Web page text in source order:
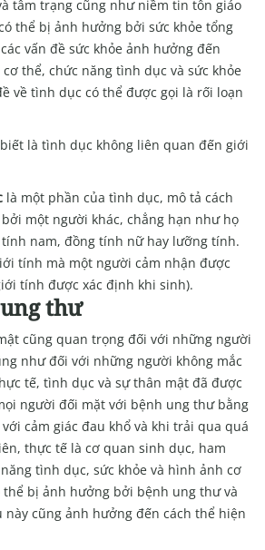
tâm trạng cũng như niềm tin tôn giáo
thể bị ảnh hưởng bởi sức khỏe tổng
vấn đề sức khỏe ảnh hưởng đến
thể, chức năng tình dục và sức khỏe
về tình dục có thể được gọi là rối loạn
là tình dục không liên quan đến giới
là một phần của tình dục, mô tả cách
một người khác, chẳng hạn như họ
nam, đồng tính nữ hay lưỡng tính.
tính mà một người cảm nhận được
tính được xác định khi sinh).
thư
cũng quan trọng đối với những người
như đối với những người không mắc
tế, tình dục và sự thân mật đã được
người đối mặt với bệnh ung thư bằng
cảm giác đau khổ và khi trải qua quá
thực tế là cơ quan sinh dục, ham
tình dục, sức khỏe và hình ảnh cơ
bị ảnh hưởng bởi bệnh ung thư và
cũng ảnh hưởng đến cách thể hiện